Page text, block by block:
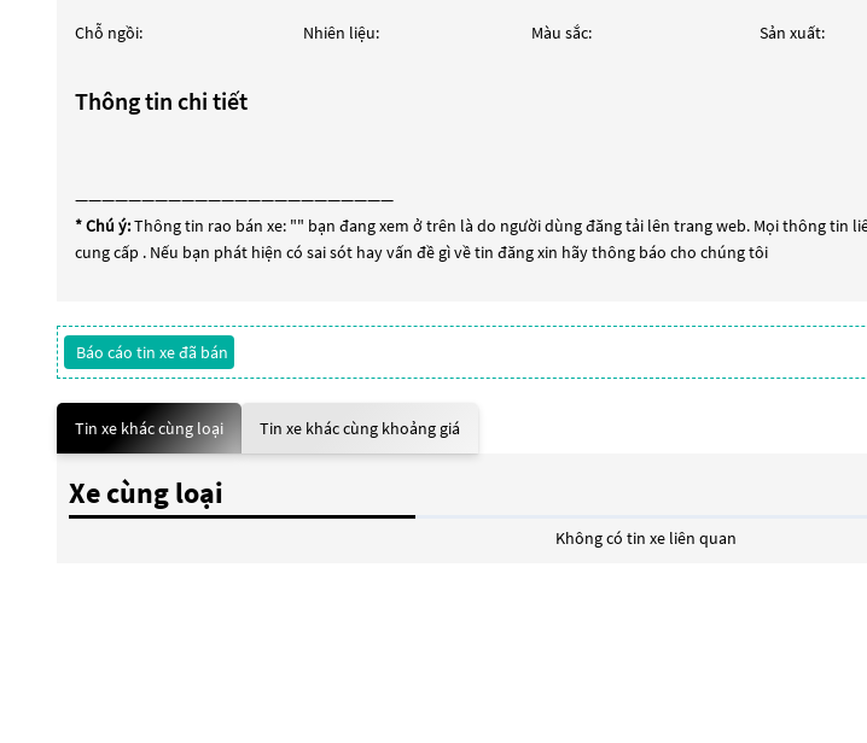
Chỗ ngồi: Nhiên liệu: Màu sắc: Sản xuất:
Thông tin chi tiết
————————————————————————
* Chú ý:Thông tin rao bán xe: "" bạn đang xem ở trên là do người dùng đăng tải lên trang web. Mọi thông tin
cung cấp . Nếu bạn phát hiện có sai sót hay vấn đề gì về tin đăng xin hãy thông báo cho chúng tôi
Báo cáo tin xe đã bán
Tin xe khác cùng loại Tin xe khác cùng khoảng giá
Xe cùng loại
Không có tin xe liên quan